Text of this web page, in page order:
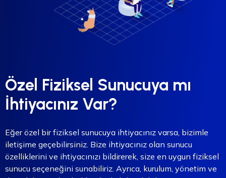
Özel Fiziksel Sunucuya mı
İhtiyacınız Var?
Eğer özel bir fiziksel sunucuya ihtiyacınız varsa, bizimle
iletişime geçebilirsiniz. Bize ihtiyacınız olan sunucu
özelliklerini ve ihtiyacınızı bildirerek, size en uygun fiziksel
sunucu seçeneğini sunabiliriz. Ayrıca, kurulum, yönetim ve